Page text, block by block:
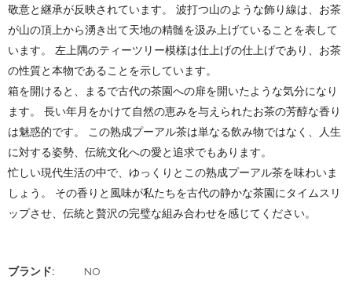
敬意と継承が反映されています。 波打つ山のような飾り線は、お茶
が山の頂上から湧き出て天地の精髄を汲み上げていることを表して
います。 左上隅のティーツリー模様は仕上げの仕上げであり、お茶
の性質と本物であることを示しています。
箱を開けると、まるで古代の茶園への扉を開いたような気分になり
ます。 長い年月をかけて自然の恵みを与えられたお茶の芳醇な香り
は魅惑的です。 この熟成プーアル茶は単なる飲み物ではなく、人生
に対する姿勢、伝統文化への愛と追求でもあります。
忙しい現代生活の中で、ゆっくりとこの熟成プーアル茶を味わいま
しょう。 その香りと風味が私たちを古代の静かな茶園にタイムスリ
ップさせ、伝統と贅沢の完璧な組み合わせを感じてください。
ブランド: NO